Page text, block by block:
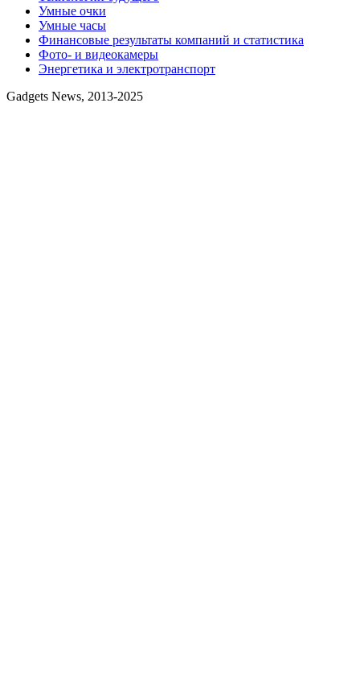
Умные очки
Умные часы
Финансовые результаты компаний и статистика
Фото- и видеокамеры
Энергетика и электротранспорт
Gadgets News, 2013-2025